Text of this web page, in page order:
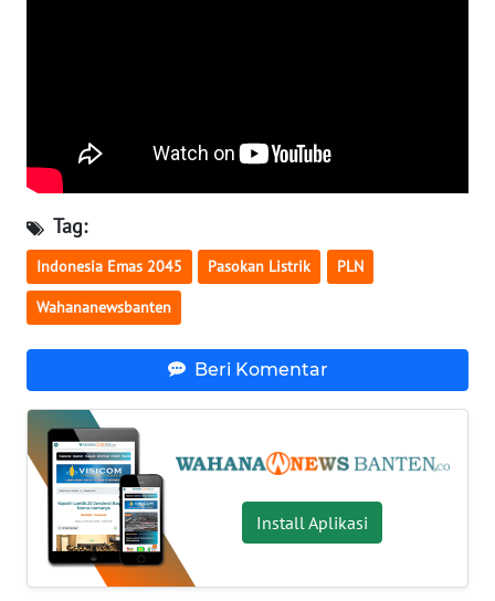
Tag:
Indonesia Emas 2045 Pasokan Listrik PLN
Wahananewsbanten
Beri Komentar
Install Aplikasi
JOGJA
JATIM
WN
BALI
WN
KALTENG
WN
KALTARA